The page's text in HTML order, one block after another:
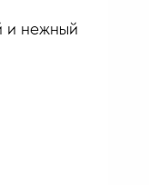
и нежный